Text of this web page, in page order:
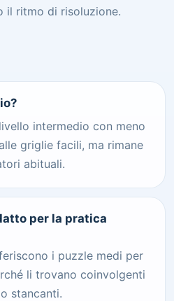
il ritmo di risoluzione.
intermedio con meno
griglie facili, ma rimane
abituali.
per la pratica
i puzzle medi per
li trovano coinvolgenti
stancanti.